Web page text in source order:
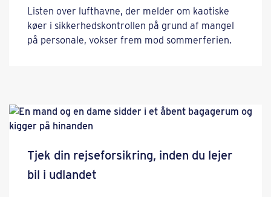
Listen over lufthavne, der melder om kaotiske
køer i sikkerhedskontrollen på grund af mangel
på personale, vokser frem mod sommerferien.
Tjek din rejseforsikring, inden du lejer
bil i udlandet